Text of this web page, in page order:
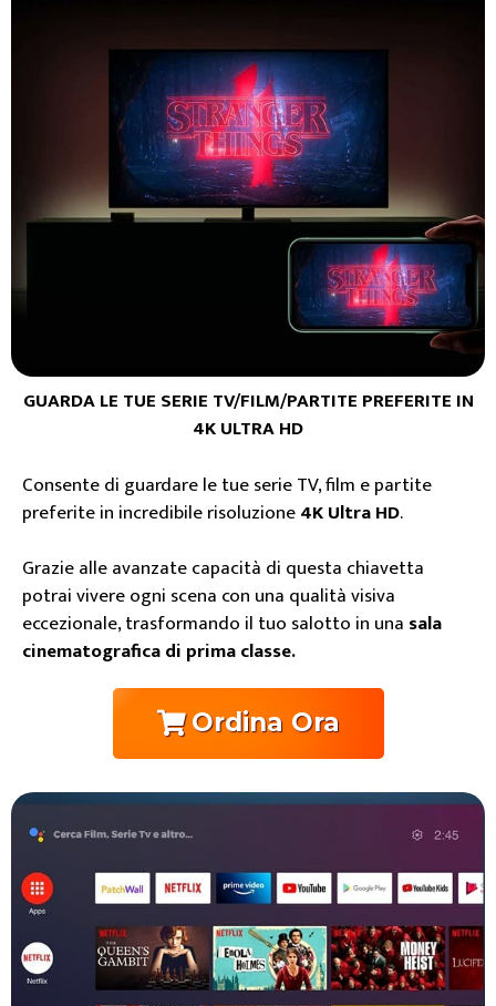
GUARDA LE TUE SERIE TV/FILM/PARTITE PREFERITE IN
4K ULTRA HD
Consente di guardare le tue serie TV, film e partite
preferite in incredibile risoluzione4K Ultra HD.
Grazie alle avanzate capacità di questa chiavetta
potrai vivere ogni scena con una qualità visiva
eccezionale, trasformando il tuo salotto in una sala
cinematografica di prima classe.
Ordina Ora